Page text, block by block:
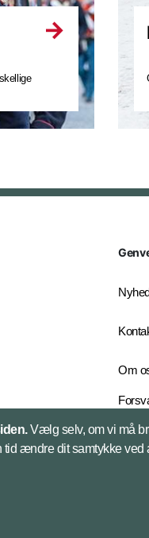
Om
Vælg selv, om vi må
tid ændre dit samtykke